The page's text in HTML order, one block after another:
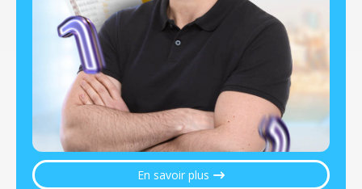
En savoir plus